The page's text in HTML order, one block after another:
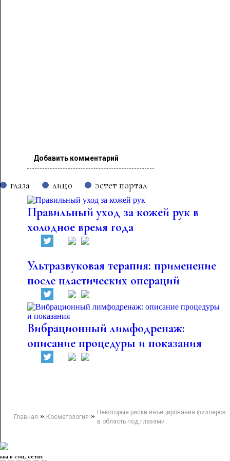
Добавить комментарий
глаза лицо эстет портал
Правильный уход за кожей рук в
холодное время года
Ультразвуковая терапия: применение
после пластических операций
Вибрационный лимфодренаж:
описание процедуры и показания
Главная » Косметология » Некоторые риски инъецирования филлеров
в область под глазами
мы в соц. сетях